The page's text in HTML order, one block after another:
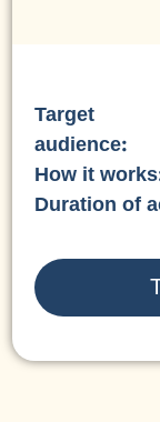
Target
audience:
How it
Duration of